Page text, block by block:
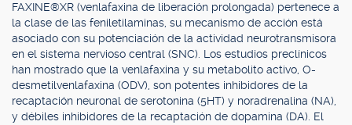
FAXINE®XR (venlafaxina de liberación prolongada) pertenece a
la clase de las feniletilaminas, su mecanismo de acción está
asociado con su potenciación de la actividad neurotransmisora
en el sistema nervioso central (SNC). Los estudios preclínicos
han mostrado que la venlafaxina y su metabolito activo, O-
desmetilvenlafaxina (ODV), son potentes inhibidores de la
recaptación neuronal de serotonina (5HT) y noradrenalina (NA),
y débiles inhibidores de la recaptación de dopamina (DA). El